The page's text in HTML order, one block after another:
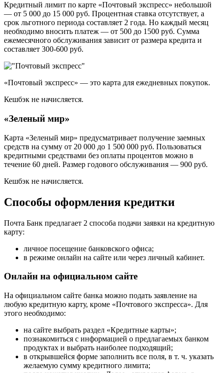
Кредитный лимит по карте «Почтовый экспресс» небольшой
— от 5 000 до 15 000 руб. Процентная ставка отсутствует, а
срок льготного периода составляет 2 года. Но каждый месяц
необходимо вносить платеж — от 500 до 1500 руб. Сумма
ежемесячного обслуживания зависит от размера кредита и
составляет 300-600 руб.
«Почтовый экспресс» — это карта для ежедневных покупок.
Кешбэк не начисляется.
«Зеленый мир»
Карта «Зеленый мир» предусматривает получение заемных
средств на сумму от 20 000 до 1 500 000 руб. Пользоваться
кредитными средствами без оплаты процентов можно в
течение 60 дней. Размер годового обслуживания — 900 руб.
Кешбэк не начисляется.
Способы оформления кредитки
Почта Банк предлагает 2 способа подачи заявки на кредитную
карту:
личное посещение банковского офиса;
в режиме онлайн на сайте или через личный кабинет.
Онлайн на официальном сайте
На официальном сайте банка можно подать заявление на
любую кредитную карту, кроме «Почтового экспресса». Для
этого необходимо:
на сайте выбрать раздел «Кредитные карты»;
познакомиться с информацией о предлагаемых банком
продуктах и выбрать наиболее подходящий;
в открывшейся форме заполнить все поля, в т. ч. указать
желаемую сумму кредитного лимита;